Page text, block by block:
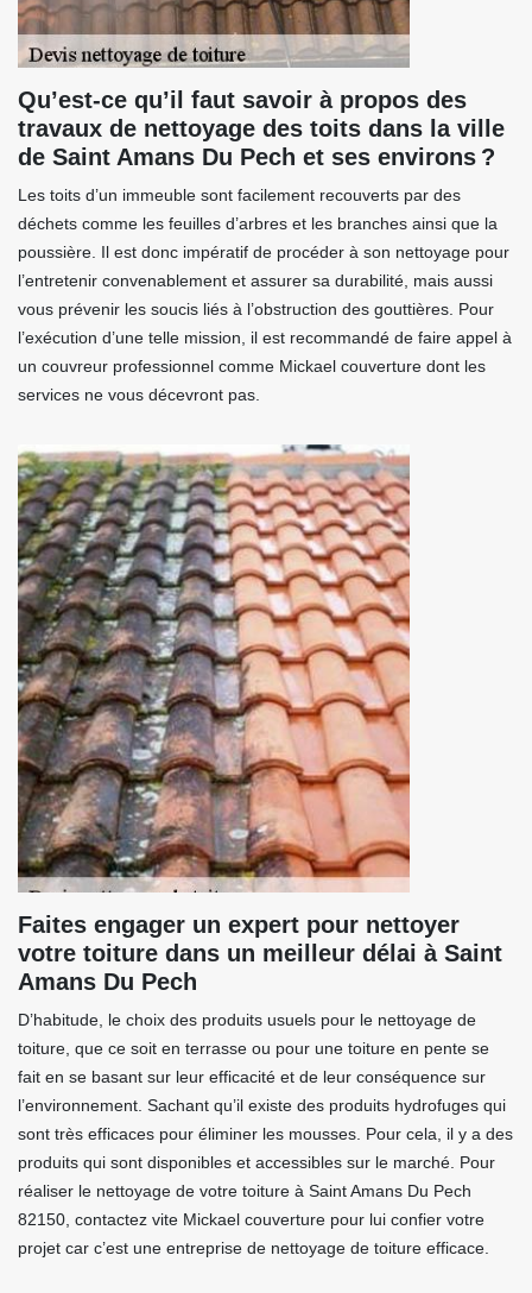
Qu’est-ce qu’il faut savoir à propos des
travaux de nettoyage des toits dans la ville
de Saint Amans Du Pech et ses environs ?
Les toits d’un immeuble sont facilement recouverts par des
déchets comme les feuilles d’arbres et les branches ainsi que la
poussière. Il est donc impératif de procéder à son nettoyage pour
l’entretenir convenablement et assurer sa durabilité, mais aussi
vous prévenir les soucis liés à l’obstruction des gouttières. Pour
l’exécution d’une telle mission, il est recommandé de faire appel à
un couvreur professionnel comme Mickael couverture dont les
services ne vous décevront pas.
Faites engager un expert pour nettoyer
votre toiture dans un meilleur délai à Saint
Amans Du Pech
D’habitude, le choix des produits usuels pour le nettoyage de
toiture, que ce soit en terrasse ou pour une toiture en pente se
fait en se basant sur leur efficacité et de leur conséquence sur
l’environnement. Sachant qu’il existe des produits hydrofuges qui
sont très efficaces pour éliminer les mousses. Pour cela, il y a des
produits qui sont disponibles et accessibles sur le marché. Pour
réaliser le nettoyage de votre toiture à Saint Amans Du Pech
82150, contactez vite Mickael couverture pour lui confier votre
projet car c’est une entreprise de nettoyage de toiture efficace.